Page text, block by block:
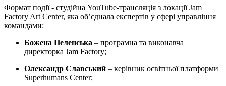
Формат події - студійна YouTube-трансляція з локації Jam
Factory Art Center, яка об’єднала експертів у сфері управління
командами:
Божена Пеленська – програмна та виконавча
директорка Jam Factory;
Олександр Славський – керівник освітньої платформи
Superhumans Center;